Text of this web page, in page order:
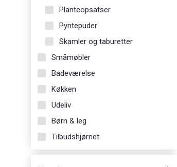
Planteopsatser
Pyntepuder
Skamler og taburetter
Småmøbler
Badeværelse
Køkken
Udeliv
Børn & leg
Tilbudshjørnet